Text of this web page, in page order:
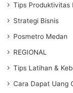
Tips Produktivitas
Strategi Bisnis
Posmetro Medan
REGIONAL
Tips Latihan &
Cara Dapat Uang